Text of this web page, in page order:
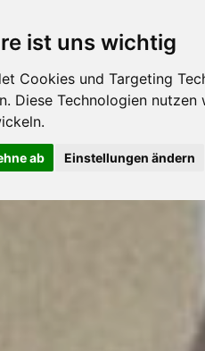
ist uns wichtig
Cookies und Targeting
Diese Technologien
ab Einstellungen ändern